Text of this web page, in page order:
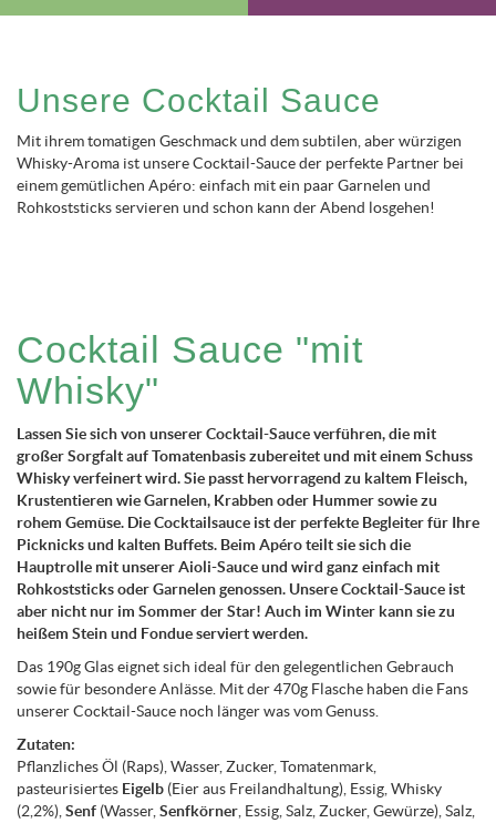
Unsere Cocktail Sauce
Mit ihrem tomatigen Geschmack und dem subtilen, aber würzigen
Whisky-Aroma ist unsere Cocktail-Sauce der perfekte Partner bei
einem gemütlichen Apéro: einfach mit ein paar Garnelen und
Rohkoststicks servieren und schon kann der Abend losgehen!
Cocktail Sauce "mit
Whisky"
Lassen Sie sich von unserer Cocktail-Sauce verführen, die mit
großer Sorgfalt auf Tomatenbasis zubereitet und mit einem Schuss
Whisky verfeinert wird. Sie passt hervorragend zu kaltem Fleisch,
Krustentieren wie Garnelen, Krabben oder Hummer sowie zu
rohem Gemüse. Die Cocktailsauce ist der perfekte Begleiter für Ihre
Picknicks und kalten Buffets. Beim Apéro teilt sie sich die
Hauptrolle mit unserer Aioli-Sauce und wird ganz einfach mit
Rohkoststicks oder Garnelen genossen. Unsere Cocktail-Sauce ist
aber nicht nur im Sommer der Star! Auch im Winter kann sie zu
heißem Stein und Fondue serviert werden.
Das 190g Glas eignet sich ideal für den gelegentlichen Gebrauch
sowie für besondere Anlässe. Mit der 470g Flasche haben die Fans
unserer Cocktail-Sauce noch länger was vom Genuss.
Zutaten:
Pflanzliches Öl (Raps), Wasser, Zucker, Tomatenmark,
pasteurisiertes Eigelb (Eier aus Freilandhaltung), Essig, Whisky
(2,2%), Senf (Wasser, Senfkörner , Essig, Salz, Zucker, Gewürze), Salz,